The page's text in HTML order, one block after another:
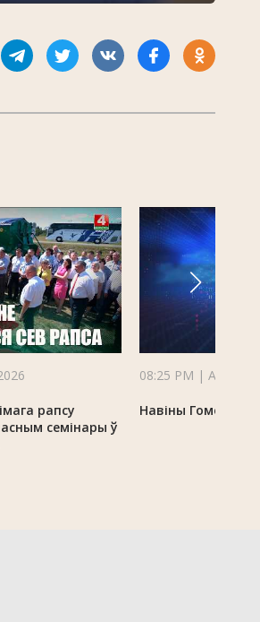
рапсу
семінары ў
08:25 PM | August 3
Навіны